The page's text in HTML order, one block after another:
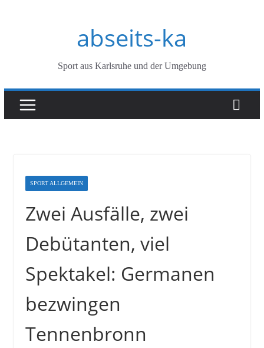
abseits-ka
Sport aus Karlsruhe und der Umgebung
SPORT ALLGEMEIN
Zwei Ausfälle, zwei
Debütanten, viel
Spektakel: Germanen
bezwingen
Tennenbronn